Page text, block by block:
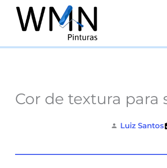
Cor de textura para
Luiz Santos